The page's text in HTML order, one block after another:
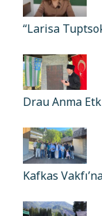
“Larisa
Drau Anma
Kafkas